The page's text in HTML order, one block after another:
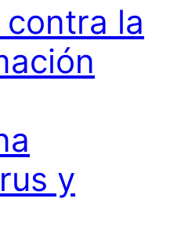
contra la
y